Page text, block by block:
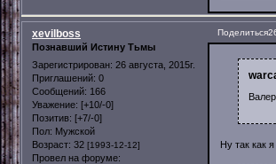
Поделиться
xevilboss
Познавший Истину Тьмы
Зарегистрирован: 26 августа, 2015г.
Приглашений: 0
Сообщений: 166
Уважение: [+10/-0]
Позитив: [+7/-0]
Пол: Мужской
Возраст: 32 [1993-12-12]
Провел на форуме:
Ну так как